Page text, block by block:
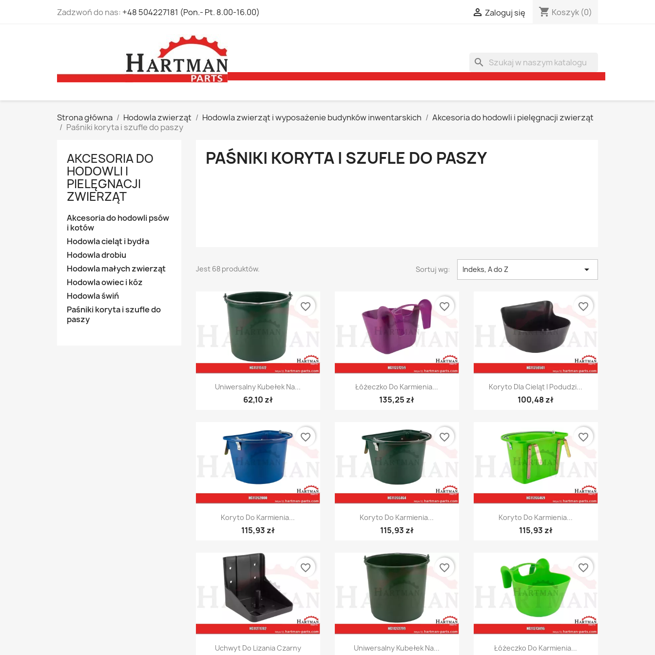
Zadzwoń do nas: +48 504227181 (Pon.- Pt. 8.00-16.00)  Zaloguj się shopping_cart Koszyk (0)
search
Strona główna Hodowla zwierząt Hodowla zwierząt i wyposażenie budynków inwentarskich
Akcesoria do hodowli i pielęgnacji zwierząt
Paśniki koryta i szufle do paszy
AKCESORIA DO
HODOWLI I
PIELĘGNACJI
ZWIERZĄT
Akcesoria do hodowli psów
i kotów
Hodowla cieląt i bydła
Hodowla drobiu
Hodowla małych zwierząt
Hodowla owiec i kóz
Hodowla świń
Paśniki koryta i szufle do
paszy
PAŚNIKI KORYTA I SZUFLE DO PASZY
Jest 68 produktów. Sortuj wg: Indeks, A do Z 
Szybki podgląd
Uniwersalny Kubełek Na...
62,10 zł
favorite_border
Szybki podgląd
Łóżeczko Do Karmienia...
135,25 zł
favorite_border
 Szybki podgląd
Koryto Dla Cieląt I Podudzi...
100,48 zł
favorite_border
Szybki podgląd
Koryto Do Karmienia...
115,93 zł
favorite_border
Szybki podgląd
Koryto Do Karmienia...
115,93 zł
favorite_border
Szybki podgląd
Koryto Do Karmienia...
115,93 zł
favorite_border
Szybki podgląd
Uchwyt Do Lizania Czarny
favorite_border
Szybki podgląd
Uniwersalny Kubełek Na...
favorite_border
Szybki podgląd
Łóżeczko Do Karmienia...
favorite_border